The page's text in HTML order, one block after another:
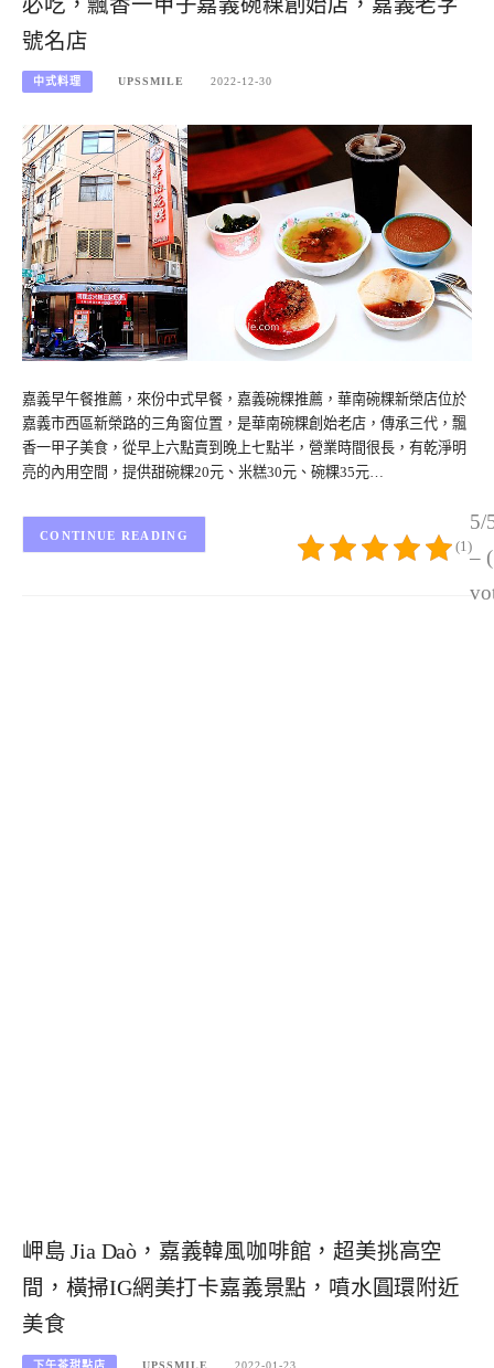
必吃，飄香一甲子嘉義碗粿創始店，嘉義老字
號名店
中式料理 UPSSMILE 2022-12-30
嘉義早午餐推薦，來份中式早餐，嘉義碗粿推薦，華南碗粿新榮店位於
嘉義市西區新榮路的三角窗位置，是華南碗粿創始老店，傳承三代，飄
香一甲子美食，從早上六點賣到晚上七點半，營業時間很長，有乾淨明
亮的內用空間，提供甜碗粿20元、米糕30元、碗粿35元…
5/
–
(1)
CONTINUE READING
岬島 Jia Daò，嘉義韓風咖啡館，超美挑高空
間，橫掃IG網美打卡嘉義景點，噴水圓環附近
美食
下午茶甜點店 UPSSMILE 2022-01-23